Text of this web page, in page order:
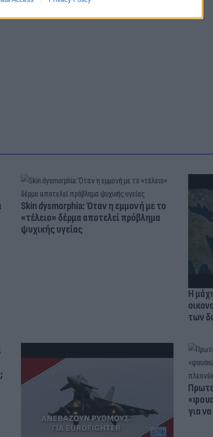
Skin dysmorphia: Όταν η εμμονή με το
«τέλειο» δέρμα αποτελεί πρόβλημα
ψυχικής υγείας
Η
των
για